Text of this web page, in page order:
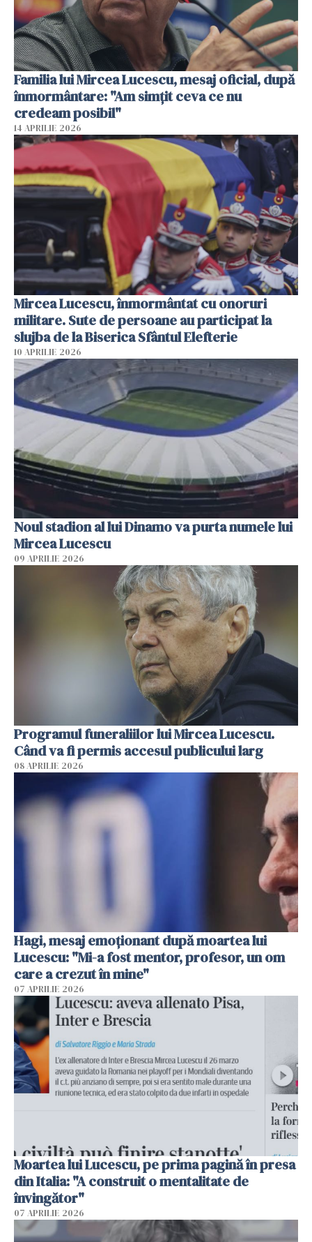
Familia lui Mircea Lucescu, mesaj oficial, după
înmormântare: "Am simțit ceva ce nu
credeam posibil"
14 APRILIE 2026
Mircea Lucescu, înmormântat cu onoruri
militare. Sute de persoane au participat la
slujba de la Biserica Sfântul Elefterie
10 APRILIE 2026
Noul stadion al lui Dinamo va purta numele lui
Mircea Lucescu
09 APRILIE 2026
Programul funeraliilor lui Mircea Lucescu.
Când va fi permis accesul publicului larg
08 APRILIE 2026
Hagi, mesaj emoționant după moartea lui
Lucescu: "Mi-a fost mentor, profesor, un om
care a crezut în mine"
07 APRILIE 2026
Moartea lui Lucescu, pe prima pagină în presa
din Italia: "A construit o mentalitate de
învingător"
07 APRILIE 2026